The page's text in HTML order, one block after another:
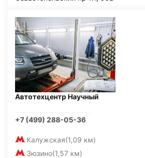
Автотехцентр Научный
+7 (499) 288-05-36
Калужская(1,09 км)
Зюзино(1,57 км)